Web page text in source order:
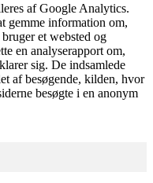
af Google Analytics.
gemme information om,
et websted og
en analyserapport om,
sig. De indsamlede
af besøgende, kilden, hvor
besøgte i en anonym